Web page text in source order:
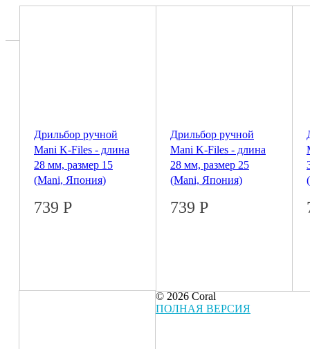
Дрильбор ручной
Mani K-Files - длина
28 мм, размер 15
(Mani, Япония)
739 Р
Дрильбор ручной
Mani K-Files - длина
28 мм, размер 25
(Mani, Япония)
739 Р
© 2026 Coral
ПОЛНАЯ ВЕРСИЯ